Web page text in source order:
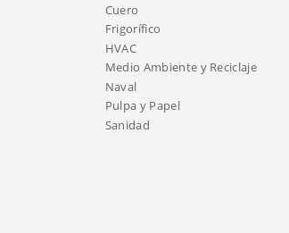
Cuero
Frigorífico
HVAC
Medio Ambiente y Reciclaje
Naval
Pulpa y Papel
Sanidad